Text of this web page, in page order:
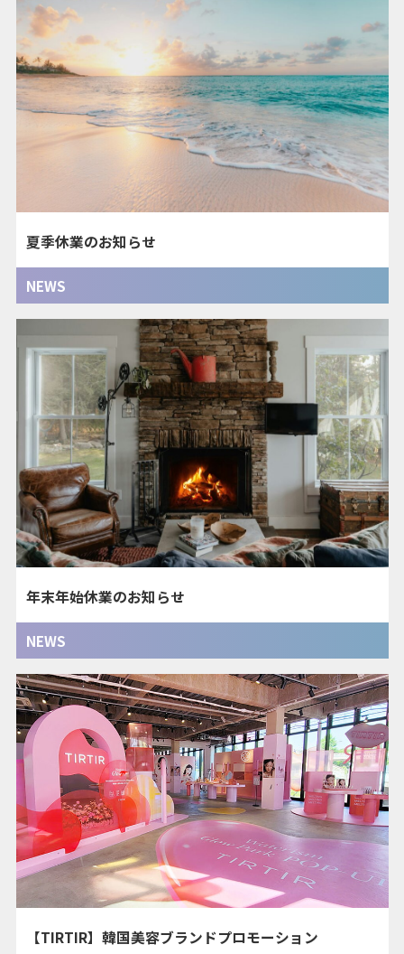
夏季休業のお知らせ
NEWS
年末年始休業のお知らせ
NEWS
【TIRTIR】韓国美容ブランドプロモーション